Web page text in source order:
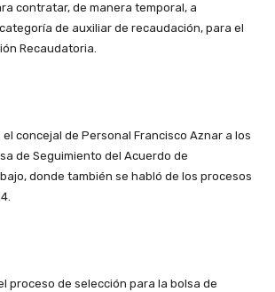
contratar, de manera temporal, a
de auxiliar de recaudación, para el
Recaudatoria.
concejal de Personal Francisco Aznar a los
de Seguimiento del Acuerdo de
donde también se habló de los procesos
proceso de selección para la bolsa de